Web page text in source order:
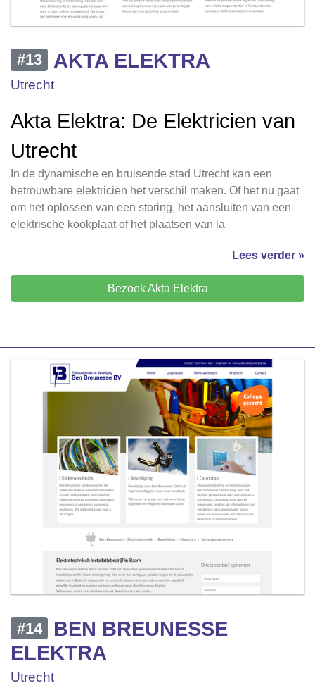
#13 AKTA ELEKTRA
Utrecht
Akta Elektra: De Elektricien van
Utrecht
In de dynamische en bruisende stad Utrecht kan een
betrouwbare elektricien het verschil maken. Of het nu gaat
om het oplossen van een storing, het aansluiten van een
elektrische kookplaat of het plaatsen van la
Lees verder »
Bezoek Akta Elektra
#14
BEN BREUNESSE
ELEKTRA
Utrecht